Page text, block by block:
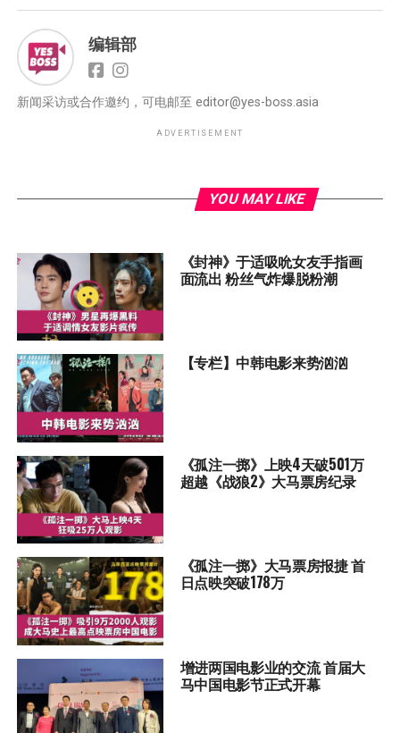
编辑部
新闻采访或合作邀约，可电邮至 editor@yes-boss.asia
ADVERTISEMENT
YOU MAY LIKE
《封神》于适吸吮女友手指画
面流出 粉丝气炸爆脱粉潮
【专栏】中韩电影来势汹汹
《孤注一掷》上映4天破501万
超越《战狼2》大马票房纪录
《孤注一掷》大马票房报捷 首
日点映突破178万
增进两国电影业的交流 首届大
马中国电影节正式开幕